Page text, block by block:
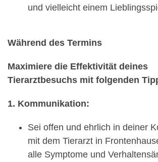
und vielleicht einem
Während des Termins
Maximiere die Effektivität deines
Tierarztbesuchs mit folgenden
1. Kommunikation:
Sei offen und ehrlich in deiner
mit dem Tierarzt in
alle Symptome und